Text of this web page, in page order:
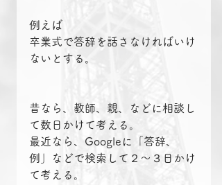
例えば
卒業式で答辞を話さなければいけ
ないとする。
昔なら、教師、親、などに相談し
て数日かけて考える。
最近なら、Googleに「答辞、
例」などで検索して２〜３日かけ
て考える。